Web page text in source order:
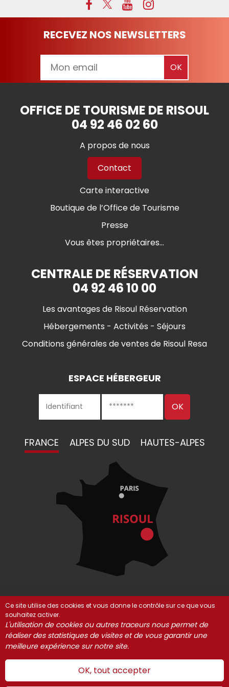
RECEVEZ NOS NEWSLETTERS
OFFICE DE TOURISME DE RISOUL
04 92 46 02 60
A propos de nous
Contact
Carte interactive
Boutique de l’Office de Tourisme
Presse
Vous êtes propriétaires...
CENTRALE DE RÉSERVATION
04 92 46 10 00
Les avantages de Risoul Réservation
Hébergements - Activités - Séjours
Conditions générales de ventes de Risoul Resa
ESPACE HÉBERGEUR
FRANCE ALPES DU SUD HAUTES-ALPES
© Risoul 2021-2025 Mentions Légales
Partenaires
Gestion des cookies
Ce site utilise des cookies et vous donne le contrôle sur ce que vous
souhaitez activer.
L'utilisation de cookies ou autres traceurs nous permet de
réaliser des statistiques de visites et de vous garantir une
meilleure expérience sur notre site.
OK, tout accepter